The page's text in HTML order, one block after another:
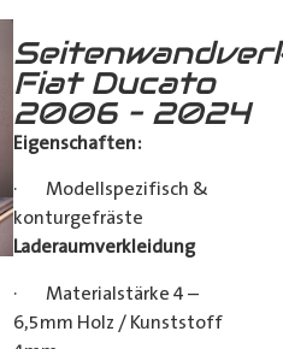
Fiat Ducato
2006 – 2024
Eigenschaften:
· Modellspezifisch &
konturgefräste
Laderaumverkleidung
· Materialstärke 4 –
6,5mm Holz / Kunststoff